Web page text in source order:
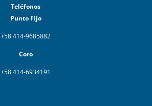
Teléfonos
Punto Fijo
+58 414-9685882
Coro
+58 414-6934191